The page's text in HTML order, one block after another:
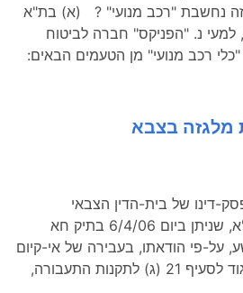
נחשבת "רכב מנועי" ? (א) בת"א
(שלום-ת"א) 76538/92, למעי נ. "הפניקס" חברה לביטוח
רכב מנועי" מן הטעמים הבאים:
מלגזה בצבא
על פסק-דינו של בית-הדין הצבאי
לתעבורה מחוז שיפוט ח"א, שניתן ביום 6/4/06 בתיק חא
על-פי הודאתו, בעבירה של אי-קיום
חובתו של עובר דרך בניגוד לסעיף 21 (ג) לתקנות התעבורה,